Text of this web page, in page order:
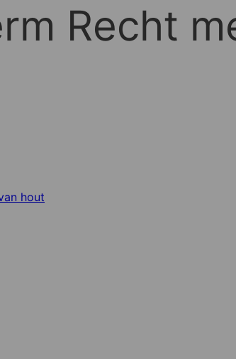
Recht
hout